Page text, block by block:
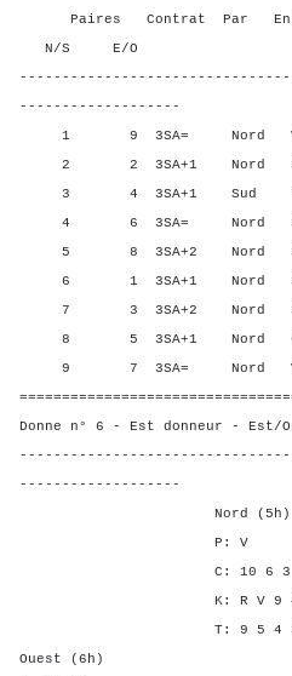
Paires Contrat Par
N/S E/O
-------------------
1 9 3SA=
2 2 3SA+1
3 4 3SA+1
4 6 3SA=
5 8 3SA+2
6 1 3SA+1
7 3 3SA+2
8 5 3SA+1
9 7 3SA=
Donne n° 6 - Est donneur - Est/
-------------------
Nord (5h)
P:
C: 10
K: R V 9
T: 9 5
Ouest (6h)